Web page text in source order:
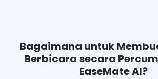
Bagaimana untuk
Berbicara secara
EaseMate AI?